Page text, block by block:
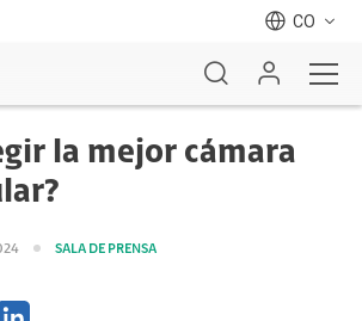
CO
la mejor cámara
SALA DE PRENSA